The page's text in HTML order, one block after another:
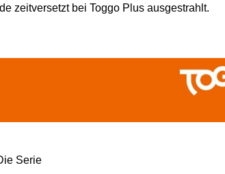
zeitversetzt bei Toggo Plus ausgestrahlt.
Serie